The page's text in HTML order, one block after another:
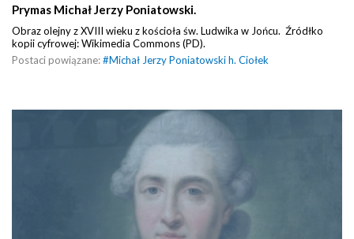
Prymas Michał Jerzy Poniatowski.
Obraz olejny z XVIII wieku z kościoła św. Ludwika w Jońcu. Źródłko
kopii cyfrowej: Wikimedia Commons (PD).
Postaci powiązane:#Michał Jerzy Poniatowski h. Ciołek